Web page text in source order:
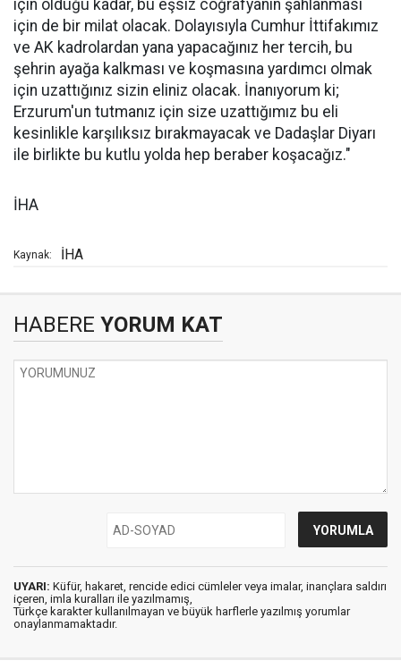
için olduğu kadar, bu eşsiz coğrafyanın şahlanması
için de bir milat olacak. Dolayısıyla Cumhur İttifakımız
ve AK kadrolardan yana yapacağınız her tercih, bu
şehrin ayağa kalkması ve koşmasına yardımcı olmak
için uzattığınız sizin eliniz olacak. İnanıyorum ki;
Erzurum'un tutmanız için size uzattığımız bu eli
kesinlikle karşılıksız bırakmayacak ve Dadaşlar Diyarı
ile birlikte bu kutlu yolda hep beraber koşacağız."
İHA
Kaynak: İHA
HABERE YORUM KAT
UYARI: Küfür, hakaret, rencide edici cümleler veya imalar, inançlara saldırı
içeren, imla kuralları ile yazılmamış,
Türkçe karakter kullanılmayan ve büyük harflerle yazılmış yorumlar
onaylanmamaktadır.